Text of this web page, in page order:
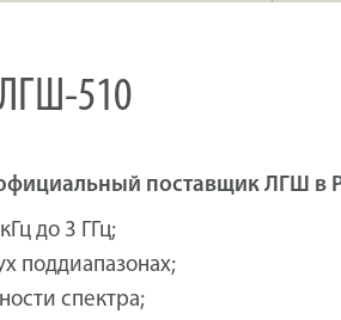
510
поставщик ЛГШ в
до 3 ГГц;
поддиапазонах;
спектра;